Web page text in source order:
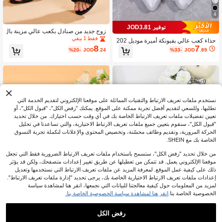
4
توفير JOD3.81
حذاء كعب عالي بفيونكة أميرة موديل 202
6 الجديد، صنادل نسائية مفرغة بطراز قدي
JOD7 .89
%33-
2026 أحذية كعب عالي جديدة بمقدمة مدب
زوج جديد من صنادل بكعب عالي مزينة بال
كريستال اللامع والفيونكة من جلد البولي ي
وريثان، مناسبة للأميرات، تتناسب مع فس
اتين الصيف، المسرح، الزفاف، المناسبا
فقط 1 بيقي
JOD8.24
%20-
أحذية بنات لحفلات الزفاف والسهرات وال
عملاء متكررون بشكل كبير
فقط 9 بيقي
عملاء متكررون بشكل كبير
عملاء متكررون بشكل كبير
نستخدم ملفات تعريف الارتباط والتقنيات المماثلة على موقعنا الإلكتروني لتقديم الخدمة التي
تطلبها، وللسعي لتقديم أفضل تجربة ممكنة على الموقع. يمكنك "رفض الكل"، "قبول الكل"، أو
تعيين تفضيلات ملفات تعريف الارتباط الخاصة بك في أي وقت حسب اختيارك. من خلال تحديد
"قبول الكل"، سنقوم بتعيين جميع ملفات تعريف الارتباط الاختيارية، والتي تساعدنا في تحليل
الحركة المرورية، وتقديم وظائف محسّنة، وتخصيص المحتوى والإعلانات لتكملة تجربة التسوق
الخاصة بك مع SHEIN.
من خلال تحديد "رفض الكل"، ستسمح باستخدام ملفات تعريف الارتباط الضرورية فقط التي تجعل
موقعنا الإلكتروني يعمل. قد تتمكن من تعطيلها عن طريق تغيير إعدادات متصفحك، ولكن قد يؤثر
ذلك على كيفية عمل الموقع. لمعرفة المزيد عن ملفات تعريف الارتباط التي نستخدمها وتعديل
إعدادات ملفات تعريف الارتباط الاختيارية الخاصة بك، يرجى تحديد "إدارة ملفات تعريف الارتباط".
لمزيد من المعلومات حول كيفية معالجتنا للبيانات التي نجمعها، انقر هنا لمشاهدة سياسة
الخصوصية الخاصة بنا. انقر هنا لمشاهدة سياسة الخصوصية الخاصة بنا.
رفض الكل